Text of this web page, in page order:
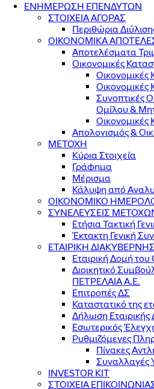
ΕΝΗΜΕΡΩΣΗ ΕΠΕΝΔΥΤΩΝ
ΣΤΟΙΧΕΙΑ ΑΓΟΡΑΣ
Περιθώρια
ΟΙΚΟΝΟΜΙΚΑ
Αποτελέσματα
Οικονομικές
Οικονομικές
Οικονομικές
Συνοπτικές
Ομίλου &
Οικονομικές
Απολογισμός &
ΜΕΤΟΧΗ
Κύρια Στοιχεία
Γράφημα
Μέρισμα
Κάλυψη από
ΟΙΚΟΝΟΜΙΚΟ
ΣΥΝΕΛΕΥΣΕΙΣ
Ετήσια Τακτική
Έκτακτη Γενική
ΕΤΑΙΡΙΚΗ
Εταιρική Δομή του
Διοικητικό
ΠΕΤΡΕΛΑΙΑ Α.Ε.
Επιτροπές ΔΣ
Καταστατικό της
Δήλωση Εταιρικής
Εσωτερικός
Ρυθμιζόμενες
Πίνακες
INVESTOR KIT
ΣΤΟΙΧΕΙΑ